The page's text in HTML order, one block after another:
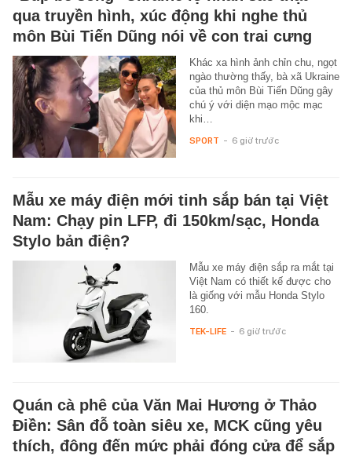
qua truyền hình, xúc động khi nghe thủ
môn Bùi Tiến Dũng nói về con trai cưng
Khác xa hình ảnh chỉn chu, ngọt
ngào thường thấy, bà xã Ukraine
của thủ môn Bùi Tiến Dũng gây
chú ý với diện mạo mộc mạc
khi…
SPORT - 6 giờ trước
Mẫu xe máy điện mới tinh sắp bán tại Việt
Nam: Chạy pin LFP, đi 150km/sạc, Honda
Stylo bản điện?
Mẫu xe máy điện sắp ra mắt tại
Việt Nam có thiết kế được cho
là giống với mẫu Honda Stylo
160.
TEK-LIFE - 6 giờ trước
Quán cà phê của Văn Mai Hương ở Thảo
Điền: Sân đỗ toàn siêu xe, MCK cũng yêu
thích, đông đến mức phải đóng cửa để sắp